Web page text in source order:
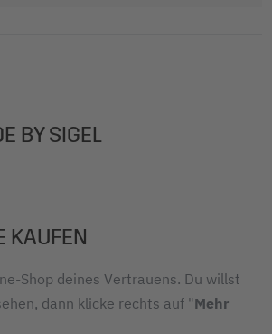
BY SIGEL
KAUFEN
Shop deines Vertrauens. Du willst
dann klicke rechts auf "Mehr